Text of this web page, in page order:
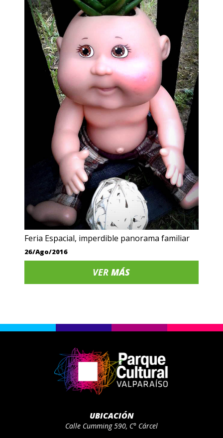
Feria Espacial, imperdible panorama familiar
26/Ago/2016
VERMÁS
UBICACIÓN
Calle Cumming 590, C° Cárcel